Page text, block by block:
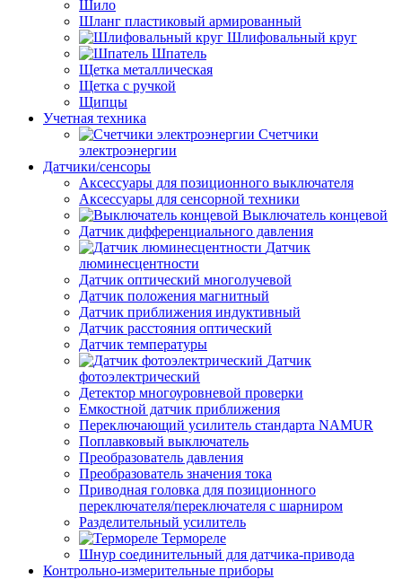
Шило
Шланг пластиковый армированный
Шлифовальный круг
Шпатель
Щетка металлическая
Щетка с ручкой
Щипцы
Учетная техника
Счетчики
электроэнергии
Датчики/сенсоры
Аксессуары для позиционного выключателя
Аксессуары для сенсорной техники
Выключатель концевой
Датчик дифференциального давления
Датчик
люминесцентности
Датчик оптический многолучевой
Датчик положения магнитный
Датчик приближения индуктивный
Датчик расстояния оптический
Датчик температуры
Датчик
фотоэлектрический
Детектор многоуровневой проверки
Емкостной датчик приближения
Переключающий усилитель стандарта NAMUR
Поплавковый выключатель
Преобразователь давления
Преобразователь значения тока
Приводная головка для позиционного
переключателя/переключателя с шарниром
Разделительный усилитель
Термореле
Шнур соединительный для датчика-привода
Контрольно-измерительные приборы